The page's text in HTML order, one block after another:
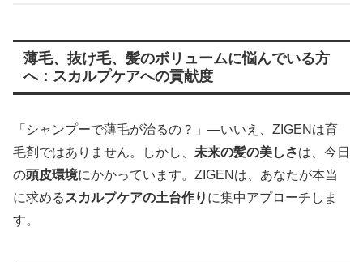
薄毛、抜け毛、髪のボリュームに悩んでいる方
へ：スカルプケアへの貢献度
「シャンプーで薄毛が治るの？」—いいえ、ZIGENは育
毛剤ではありません。しかし、 未来の髪の美しさは、今日
の頭皮環境にかかっています。ZIGENは、あなたが本当
に求める スカルプケアの土台作り に集中アプローチしま
す。